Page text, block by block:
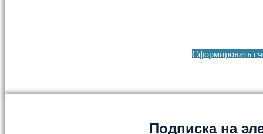
Сформировать
Подписка на